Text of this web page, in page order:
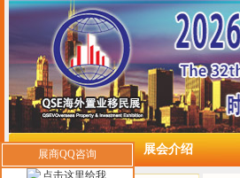
展商QQ咨询
网站首页 展会介绍